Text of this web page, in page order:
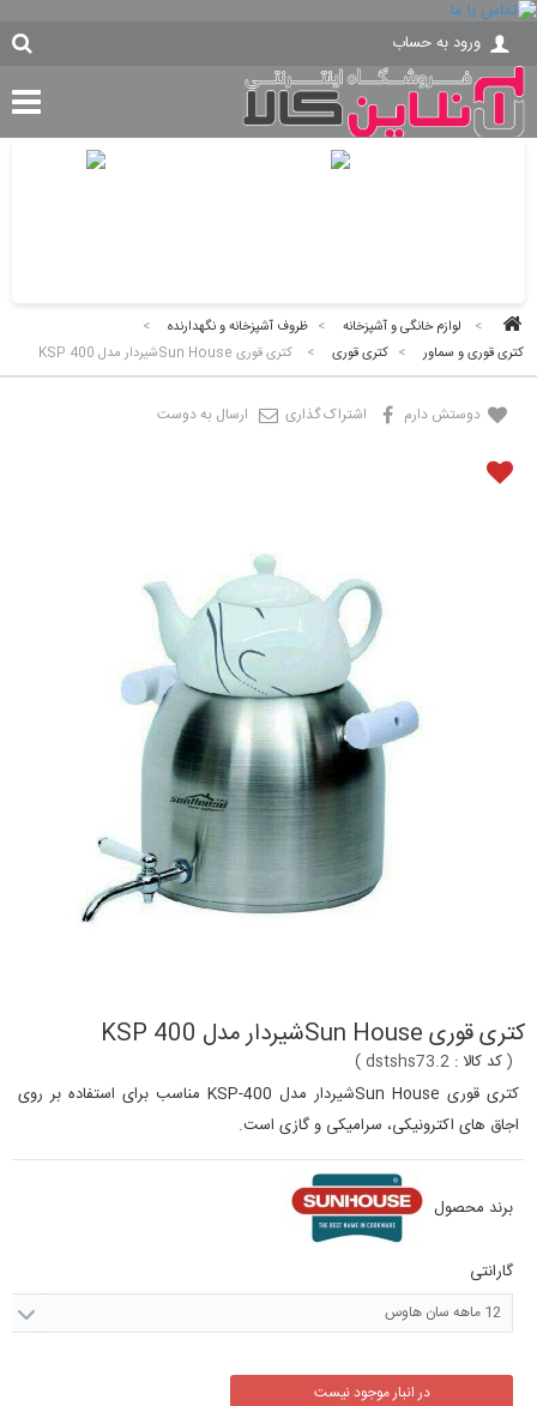
ورود به حساب
> لوازم خانگی و آشپزخانه > ظروف آشپزخانه و نگهدارنده
>
کتری قوری و سماور
> کتری قوری > کتری قوری Sun Houseشیردار مدل KSP 400
دوستش دارم اشتراک گذاری ارسال به دوست
کتری قوری Sun Houseشیردار مدل KSP 400
(کد کالا : dstshs73.2
)
کتری قوری Sun Houseشیردار مدل KSP-400 مناسب برای استفاده بر روی
اجاق های اکترونیکی، سرامیکی و گازی است.
برند محصول
گارانتی
12 ماهه سان هاوس
در انبار موجود نیست